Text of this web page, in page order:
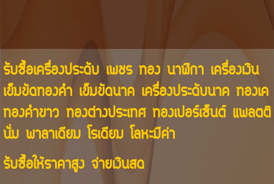
รับซื้อเครื่องประดับ เพชร ทอง นาฬิกา เครื่องเงิน
เข็มขัดทองคำ เข็มขัดนาค เครื่องประดับนาค ทองเค
ทองคำขาว ทองต่างประเทศ ทองเปอร์เซ็นต์ แพลตติ
นั่ม พาลาเดียม โรเดียม โลหะมีค่า
รับซื้อให้ราคาสูง จ่ายเงินสด